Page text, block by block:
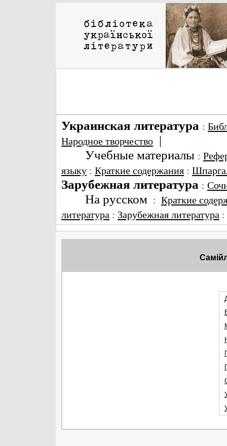
Украинская литература :
Народное творчество |
Учебные материалы :
языку : Краткие содержания :
Зарубежная литература :
На русском : Краткие
литература : Зарубежная литература